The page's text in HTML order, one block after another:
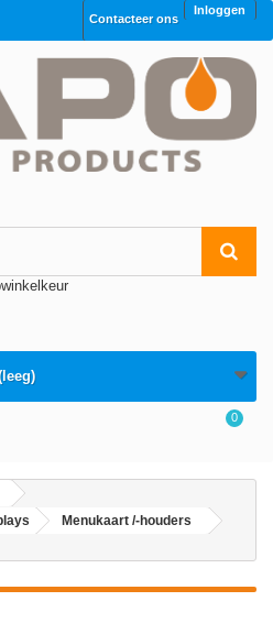
Inloggen
Contacteer ons
0
Menukaart /-houders